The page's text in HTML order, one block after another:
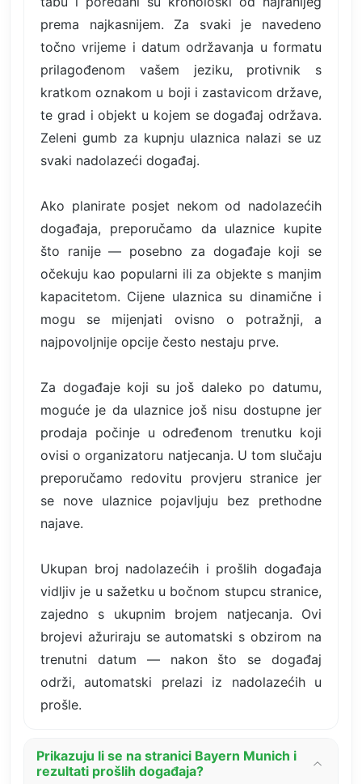
prema najkasnijem. Za svaki je navedeno
točno vrijeme i datum održavanja u formatu
prilagođenom vašem jeziku, protivnik s
kratkom oznakom u boji i zastavicom države,
te grad i objekt u kojem se događaj održava.
Zeleni gumb za kupnju ulaznica nalazi se uz
svaki nadolazeći događaj.
Ako planirate posjet nekom od nadolazećih
događaja, preporučamo da ulaznice kupite
što ranije — posebno za događaje koji se
očekuju kao popularni ili za objekte s manjim
kapacitetom. Cijene ulaznica su dinamične i
mogu se mijenjati ovisno o potražnji, a
najpovoljnije opcije često nestaju prve.
Za događaje koji su još daleko po datumu,
moguće je da ulaznice još nisu dostupne jer
prodaja počinje u određenom trenutku koji
ovisi o organizatoru natjecanja. U tom slučaju
preporučamo redovitu provjeru stranice jer
se nove ulaznice pojavljuju bez prethodne
najave.
Ukupan broj nadolazećih i prošlih događaja
vidljiv je u sažetku u bočnom stupcu stranice,
zajedno s ukupnim brojem natjecanja. Ovi
brojevi ažuriraju se automatski s obzirom na
trenutni datum — nakon što se događaj
održi, automatski prelazi iz nadolazećih u
prošle.
Prikazuju li se na stranici Bayern Munich i
rezultati prošlih događaja?